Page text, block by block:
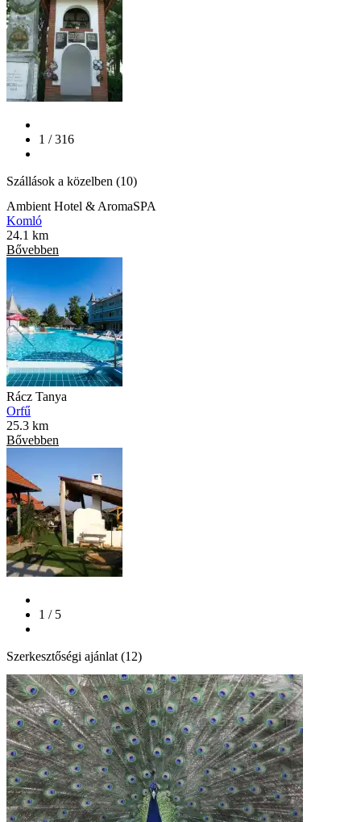
1 / 316
Szállások a közelben (10)
Ambient Hotel & AromaSPA
Komló
24.1 km
Bővebben
Rácz Tanya
Orfű
25.3 km
Bővebben
1 / 5
Szerkesztőségi ajánlat (12)